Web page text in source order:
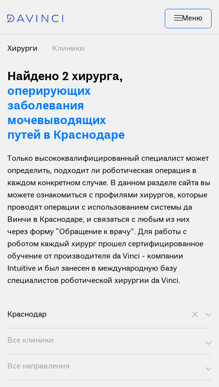
Меню
Хирурги Клиники
Найдено 2 хирурга,
оперирующих
заболевания
мочевыводящих
путей в Краснодаре
Только высококвалифицированный специалист может
определить, подходит ли роботическая операция в
каждом конкретном случае. В данном разделе сайта вы
можете ознакомиться с профилями хирургов, которые
проводят операции с использованием системы да
Винчи в Краснодаре, и связаться с любым из них
через форму “Обращение к врачу”. Для работы с
роботом каждый хирург прошел сертифицированное
обучение от производителя da Vinci - компании
Intuitive и был занесен в международную базу
специалистов роботической хирургии da Vinci.
Краснодар
Все клиники
Все направления